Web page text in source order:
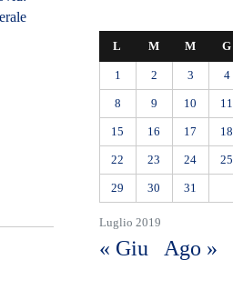
Luglio 2019
L M M G
1 2 3 4
8 9 10 11
15 16 17 18
22 23 24 25
29 30 31
« Giu Ago »